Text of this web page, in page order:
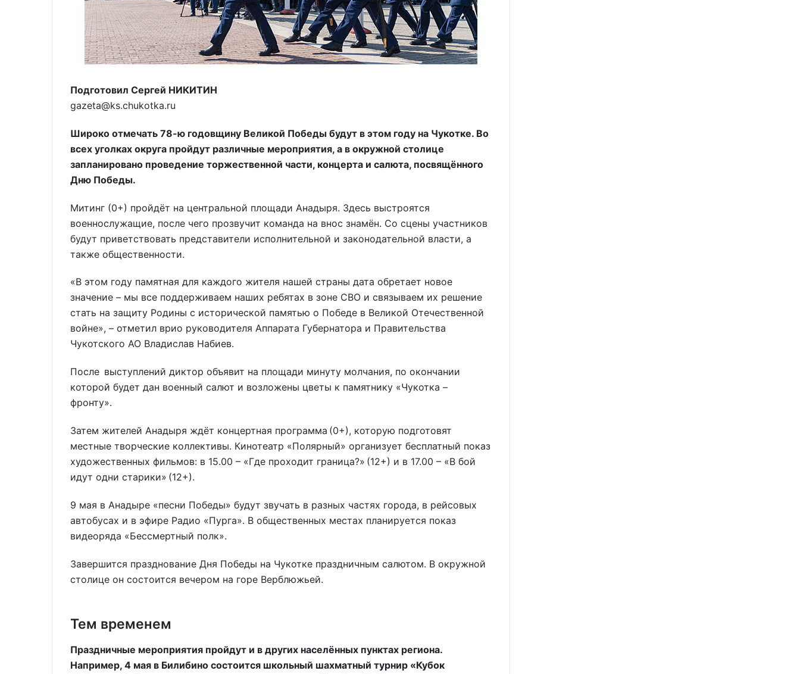
Подготовил Сергей НИКИТИН
gazeta@ks.chukotka.ru
Широко отмечать 78-ю годовщину Великой Победы будут в этом году на Чукотке. Во
всех уголках округа пройдут различные мероприятия, а в окружной столице
запланировано проведение торжественной части, концерта и салюта, посвящённого
Дню Победы.
Митинг (0+) пройдёт на центральной площади Анадыря. Здесь выстроятся
военнослужащие, после чего прозвучит команда на внос знамён. Со сцены участников
будут приветствовать представители исполнительной и законодательной власти, а
также общественности.
«В этом году памятная для каждого жителя нашей страны дата обретает новое
значение – мы все поддерживаем наших ребятах в зоне СВО и связываем их решение
стать на защиту Родины с исторической памятью о Победе в Великой Отечественной
войне», – отметил врио руководителя Аппарата Губернатора и Правительства
Чукотского АО Владислав Набиев.
После выступлений диктор объявит на площади минуту молчания, по окончании
которой будет дан военный салют и возложены цветы к памятнику «Чукотка –
фронту».
Затем жителей Анадыря ждёт концертная программа (0+), которую подготовят
местные творческие коллективы. Кинотеатр «Полярный» организует бесплатный показ
художественных фильмов: в 15.00 – «Где проходит граница?» (12+) и в 17.00 – «В бой
идут одни старики» (12+).
9 мая в Анадыре «песни Победы» будут звучать в разных частях города, в рейсовых
автобусах и в эфире Радио «Пурга». В общественных местах планируется показ
видеоряда «Бессмертный полк».
Завершится празднование Дня Победы на Чукотке праздничным салютом. В окружной
столице он состоится вечером на горе Верблюжьей.
Тем временем
Праздничные мероприятия пройдут и в других населённых пунктах региона.
Например, 4 мая в Билибино состоится школьный шахматный турнир «Кубок